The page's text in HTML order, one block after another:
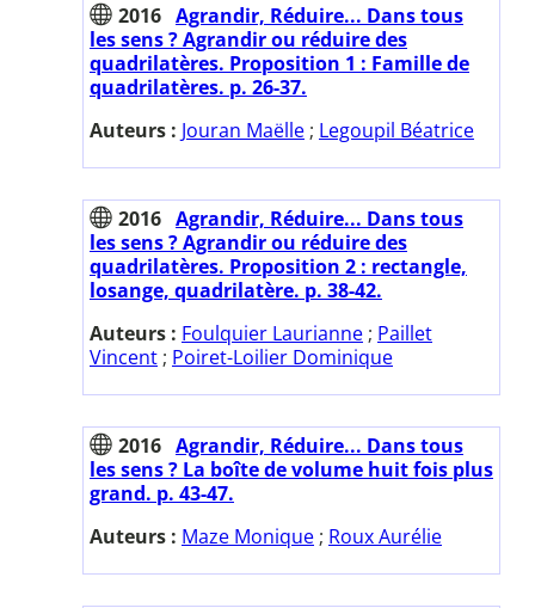
2016 Agrandir, Réduire... Dans tous
les sens ? Agrandir ou réduire des
quadrilatères. Proposition 1 : Famille de
quadrilatères. p. 26-37.
Auteurs : Jouran Maëlle ; Legoupil Béatrice
2016 Agrandir, Réduire... Dans tous
les sens ? Agrandir ou réduire des
quadrilatères. Proposition 2 : rectangle,
losange, quadrilatère. p. 38-42.
Auteurs : Foulquier Laurianne ; Paillet
Vincent ; Poiret-Loilier Dominique
2016 Agrandir, Réduire... Dans tous
les sens ? La boîte de volume huit fois plus
grand. p. 43-47.
Auteurs : Maze Monique ; Roux Aurélie